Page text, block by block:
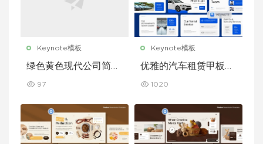
Keynote模板
绿色黄色现代公司简介
97
Keynote模板
优雅的汽车租赁甲板主
1020